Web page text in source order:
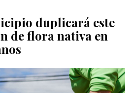
duplicará este
de flora nativa en